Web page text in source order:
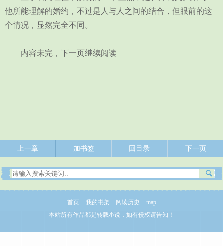
他所能理解的婚约，不过是人与人之间的结合，但眼前的这
个情况，显然完全不同。
内容未完，下一页继续阅读
上一章 加书签 回目录 下一页
首页 我的书架 阅读历史
map
本站所有作品都是转载小说，如有侵权请告知！